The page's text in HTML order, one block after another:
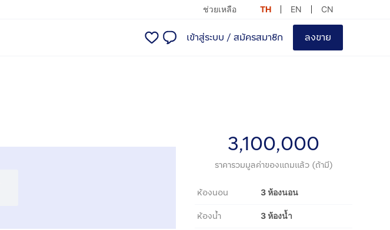
ช่วยเหลือ TH EN CN
เข้าสู่ระบบ / สมัครสมาชิก ลงขาย
3,100,000
ราคารวมมูลค่าของแถมแล้ว (ถ้ามี)
ห้องนอน 3 ห้องนอน
ห้องน้ำ 3 ห้องน้ำ